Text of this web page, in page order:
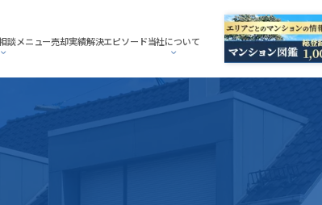
談メニュー売却実績解決エピソード当社について